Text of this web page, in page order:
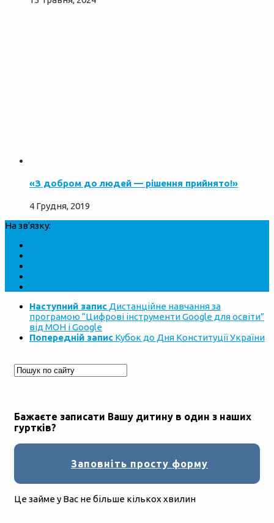
«З добром до людей — рішення прийнято!»
4 Грудня, 2019
На зв'язку:
Наступний запис Дистанційне навчання за
програмою “Цифрові інструменти Google для освіти”
від МОН і Google
Попередній запис Кубок до Дня Конституції України
Бажаєте записати Вашу дитину в один з наших
гуртків?
Заповніть просту форму
Це займе у Вас не більше кількох хвилин